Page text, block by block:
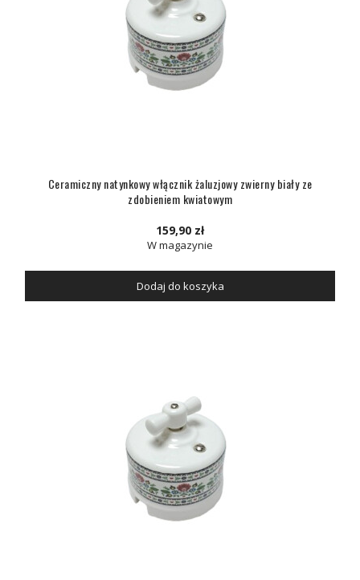
Ceramiczny natynkowy włącznik żaluzjowy zwierny biały ze
zdobieniem kwiatowym
159,90 zł
W magazynie
Dodaj do koszyka